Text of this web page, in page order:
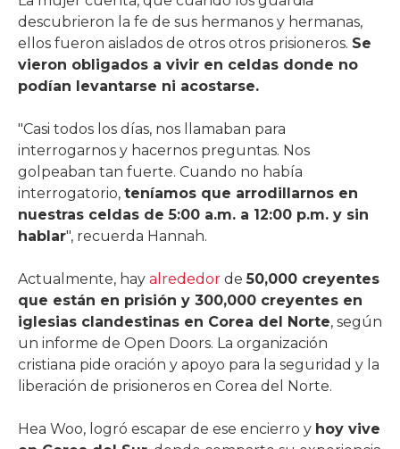
descubrieron la fe de sus hermanos y hermanas,
ellos fueron aislados de otros otros prisioneros. Se
vieron obligados a vivir en celdas donde no
podían levantarse ni acostarse.
"Casi todos los días, nos llamaban para
interrogarnos y hacernos preguntas. Nos
golpeaban tan fuerte. Cuando no había
interrogatorio, teníamos que arrodillarnos en
nuestras celdas de 5:00 a.m. a 12:00 p.m. y sin
hablar", recuerda Hannah.
Actualmente, hay alrededor de50,000 creyentes
que están en prisión y 300,000 creyentes en
iglesias clandestinas en Corea del Norte, según
un informe de Open Doors. La organización
cristiana pide oración y apoyo para la seguridad y la
liberación de prisioneros en Corea del Norte.
Hea Woo, logró escapar de ese encierro y hoy vive